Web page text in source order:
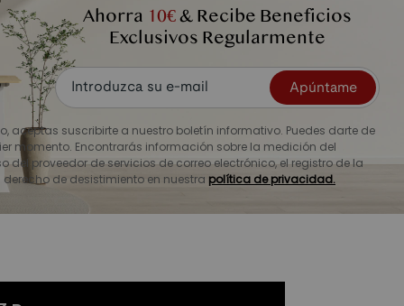
puede inclinar de 0 a 90° para
de lectura, escritura y dibujo en
altura simple protege tu salud
Las ruedas ocultas de bajo ruido
y protegen el suelo. El H3 Pro
y aumenta la eficiencia en el
Ahorra 10€& Recibe Beneficios
Exclusivos Regularmente
Apúntame
aceptas suscribirte a nuestro boletín informativo. Puedes darte de
momento. Encontrarás información sobre la medición del
del proveedor de servicios de correo electrónico, el registro de la
de desistimiento en nuestra política de privacidad.